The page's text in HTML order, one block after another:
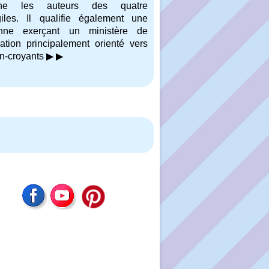
les auteurs des quatre
Il qualifie également une
exerçant un ministère de
principalement orienté vers
croyants ▶︎ ▶︎